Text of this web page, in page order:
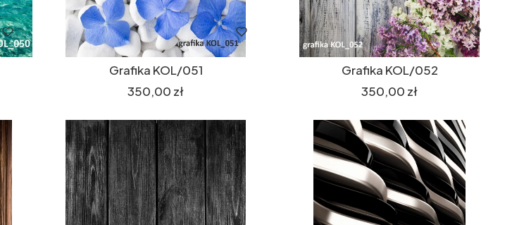
Grafika KOL/051
Cena
350,00 zł
Grafika KOL/052
Cena
350,00 zł